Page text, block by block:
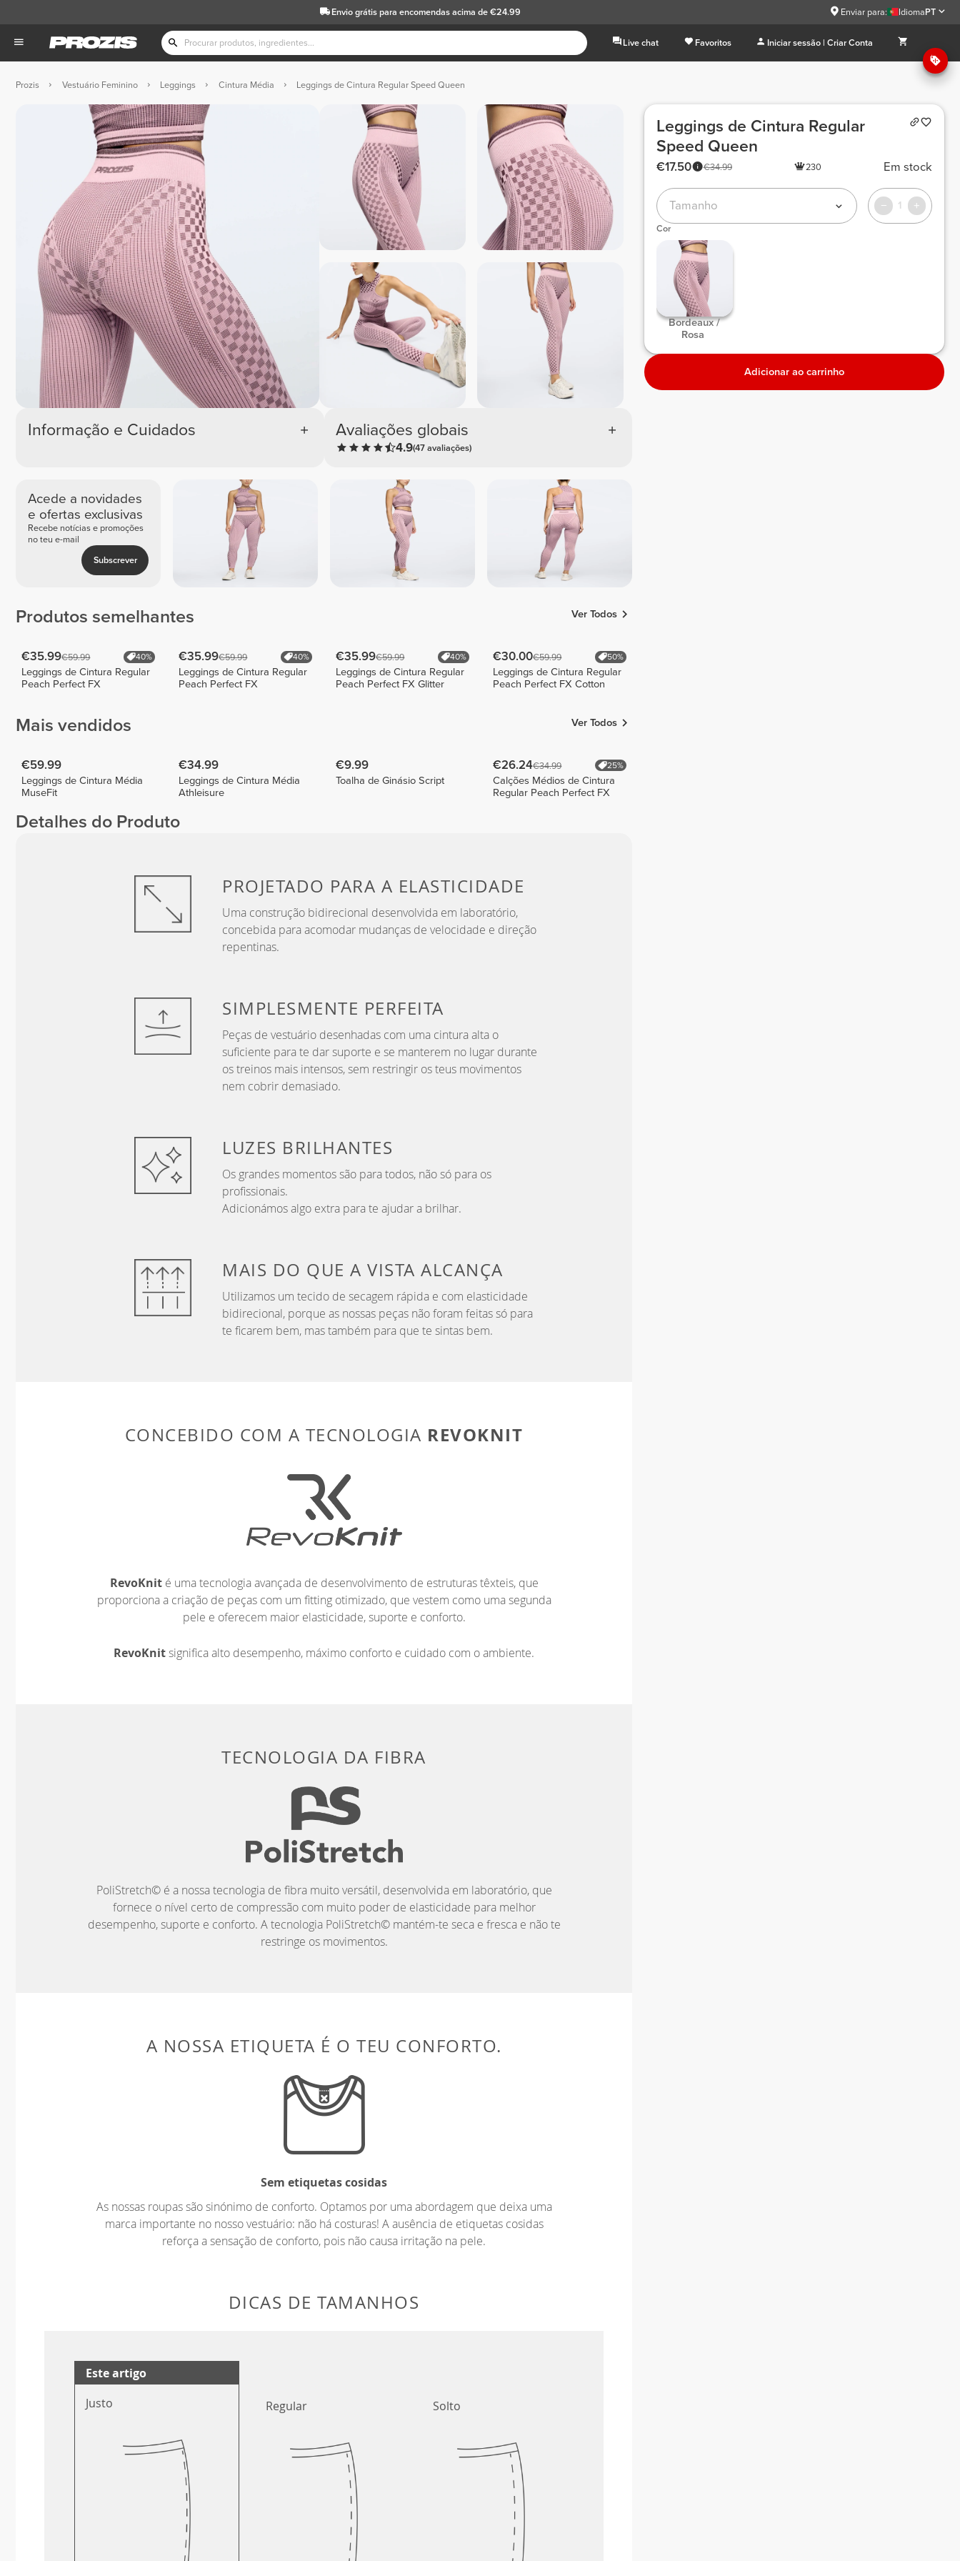
Envio grátispara encomendas acima de €24.99 Enviar para: IdiomaPT
Live chat Favoritos Iniciar sessão | Criar Conta
Prozis Vestuário Feminino Leggings Cintura Média Leggings de Cintura Regular Speed Queen
Informação e Cuidados Avaliações globais
4.9(47 avaliações)
Acede a novidades
e ofertas exclusivas
Recebe notícias e promoções
no teu e-mail
Subscrever
Produtos semelhantes Ver Todos
€35.99€59.99 40%
Leggings de Cintura Regular
Peach Perfect FX
€35.99€59.99 40%
Leggings de Cintura Regular
Peach Perfect FX
€35.99€59.99 40%
Leggings de Cintura Regular
Peach Perfect FX Glitter
€30.00€59.99 50%
Leggings de Cintura Regular
Peach Perfect FX Cotton
Mais vendidos Ver Todos
€59.99
Leggings de Cintura Média
MuseFit
€34.99
Leggings de Cintura Média
Athleisure
€9.99
Toalha de Ginásio Script
€26.24€34.99 25%
Calções Médios de Cintura
Regular Peach Perfect FX
Detalhes do Produto
PROJETADO PARA A ELASTICIDADE
Uma construção bidirecional desenvolvida em laboratório,
concebida para acomodar mudanças de velocidade e direção
repentinas.
SIMPLESMENTE PERFEITA
Peças de vestuário desenhadas com uma cintura alta o
suficiente para te dar suporte e se manterem no lugar durante
os treinos mais intensos, sem restringir os teus movimentos
nem cobrir demasiado.
LUZES BRILHANTES
Os grandes momentos são para todos, não só para os
profissionais.
Adicionámos algo extra para te ajudar a brilhar.
MAIS DO QUE A VISTA ALCANÇA
Utilizamos um tecido de secagem rápida e com elasticidade
bidirecional, porque as nossas peças não foram feitas só para
te ficarem bem, mas também para que te sintas bem.
CONCEBIDO COM A TECNOLOGIA REVOKNIT
RevoKnité uma tecnologia avançada de desenvolvimento de estruturas têxteis, que
proporciona a criação de peças com um fitting otimizado, que vestem como uma segunda
pele e oferecem maior elasticidade, suporte e conforto.
RevoKnitsignifica alto desempenho, máximo conforto e cuidado com o ambiente.
TECNOLOGIA DA FIBRA
PoliStretch© é a nossa tecnologia de fibra muito versátil, desenvolvida em laboratório, que
fornece o nível certo de compressão com muito poder de elasticidade para melhor
desempenho, suporte e conforto. A tecnologia PoliStretch© mantém-te seca e fresca e não te
restringe os movimentos.
A NOSSA ETIQUETA É O TEU CONFORTO.
Sem etiquetas cosidas
As nossas roupas são sinónimo de conforto. Optamos por uma abordagem que deixa uma
marca importante no nosso vestuário: não há costuras! A ausência de etiquetas cosidas
reforça a sensação de conforto, pois não causa irritação na pele.
DICAS DE TAMANHOS
Este artigo
Justo
Regular Solto
Leggings de Cintura Regular
Speed Queen
€34.99
€17.50 230 Em stock
Tamanho 1
Cor
Bordeaux /
Rosa
Adicionar ao carrinho